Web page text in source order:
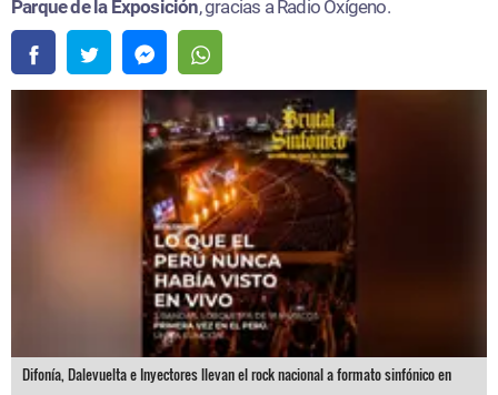
Parque de la Exposición, gracias a Radio Oxígeno.
Difonía, Dalevuelta e Inyectores llevan el rock nacional a formato sinfónico en